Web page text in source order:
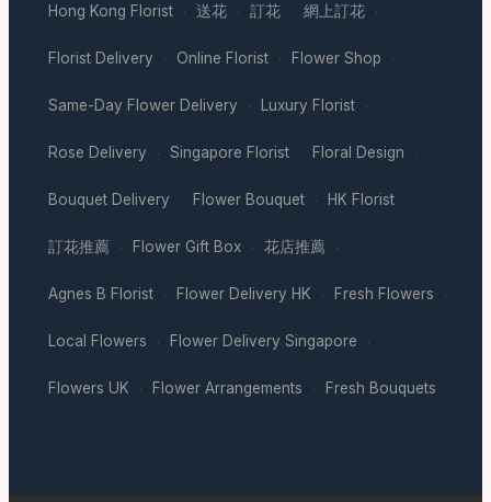
Hong Kong Florist · 送花 · 訂花 · 網上訂花 ·
Florist Delivery · Online Florist · Flower Shop ·
Same-Day Flower Delivery · Luxury Florist ·
Rose Delivery · Singapore Florist · Floral Design ·
Bouquet Delivery · Flower Bouquet · HK Florist ·
訂花推薦 · Flower Gift Box · 花店推薦 ·
Agnes B Florist · Flower Delivery HK · Fresh Flowers ·
Local Flowers · Flower Delivery Singapore ·
Flowers UK · Flower Arrangements · Fresh Bouquets